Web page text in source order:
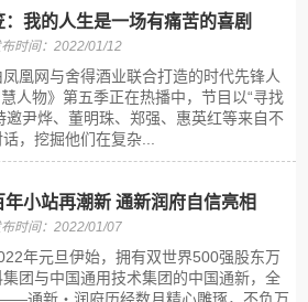
：我的人生是一场有痛苦的喜剧
时间：2022/01/12
凤凰网与舍得酒业联合打造的时代先锋人
人物》第五季正在热播中，节目以“寻找
邀尹烨、董明珠、郑强、惠英红等来自不
，挖掘他们在复杂...
年小站再潮新 通新润府自信亮相
时间：2022/01/07
年元旦伊始，拥有双世界500强股东万
集团与中国通用技术集团的中国通新，全